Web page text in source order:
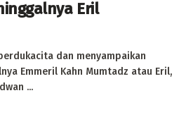
Eril
dan menyampaikan
Emmeril Kahn Mumtadz atau Eril,
...